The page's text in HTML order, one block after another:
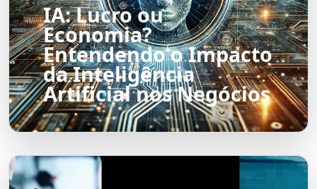
IA: Lucro ou
Economia?
Entendendo o Impacto
da Inteligência
Artificial nos Negócios